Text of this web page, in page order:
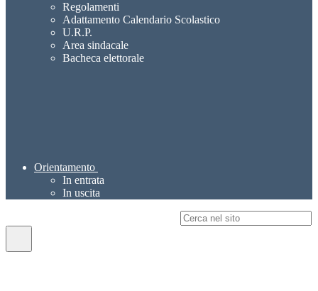
Regolamenti
Adattamento Calendario Scolastico
U.R.P.
Area sindacale
Bacheca elettorale
Orientamento
In entrata
In uscita